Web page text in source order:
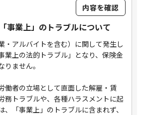
内容を確認
事業上」のトラブルについて
・アルバイトを含む）に関して発生し
業上の法的トラブル」となり、保険金
ません。
働者の立場として直面した解雇・賃
務トラブルや、各種ハラスメントに起
「事業上」のトラブルに含まれず、